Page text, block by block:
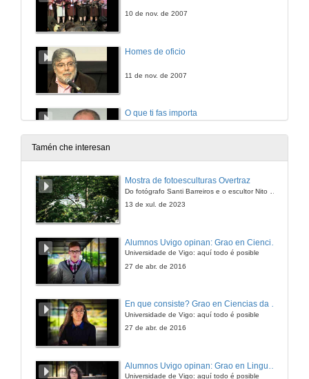
10 de nov. de 2007
Homes de oficio
11 de nov. de 2007
O que ti fas importa
11 de nov. de 2007
Tamén che interesan
Mostra de fotoesculturas Overtraz
13 de xul. de 2023
Universidade de Vigo: aquí todo é posible
27 de abr. de 2016
En que consiste? Grao en Ciencias da Linguaxe e Estudos Literarios
Universidade de Vigo: aquí todo é posible
27 de abr. de 2016
Universidade de Vigo: aquí todo é posible